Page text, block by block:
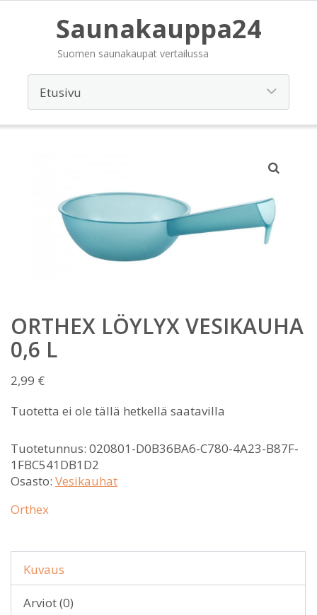
Saunakauppa24
Suomen saunakaupat vertailussa
ORTHEX LÖYLYX VESIKAUHA
0,6 L
2,99 €
Tuotetta ei ole tällä hetkellä saatavilla
Tuotetunnus: 020801-D0B36BA6-C780-4A23-B87F-
1FBC541DB1D2
Osasto: Vesikauhat
Orthex
Kuvaus
Arviot (0)